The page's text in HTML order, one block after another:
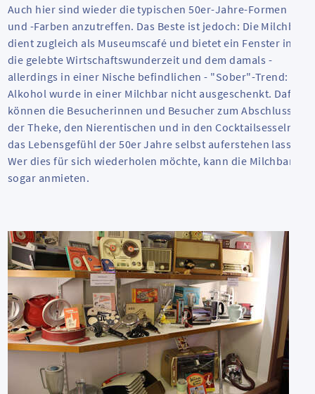
Auch hier sind wieder die typischen 50er-Jahre-Formen
und -Farben anzutreffen. Das Beste ist jedoch: Die Milchbar
dient zugleich als Museumscafé und bietet ein Fenster in
die gelebte Wirtschaftswunderzeit und dem damals -
allerdings in einer Nische befindlichen - "Sober"-Trend:
Alkohol wurde in einer Milchbar nicht ausgeschenkt. Dafür
können die Besucherinnen und Besucher zum Abschluss an
der Theke, den Nierentischen und in den Cocktailsesseln
das Lebensgefühl der 50er Jahre selbst auferstehen lassen.
Wer dies für sich wiederholen möchte, kann die Milchbar
sogar anmieten.